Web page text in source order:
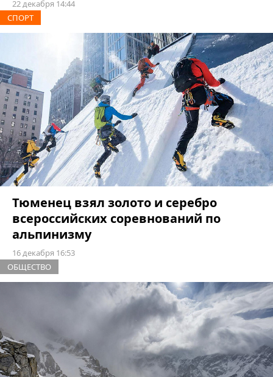
22 декабря 14:44
СПОРТ
Тюменец взял золото и серебро
всероссийских соревнований по
альпинизму
16 декабря 16:53
ОБЩЕСТВО